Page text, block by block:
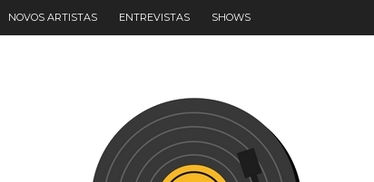
NOVOS ARTISTAS ENTREVISTAS SHOWS